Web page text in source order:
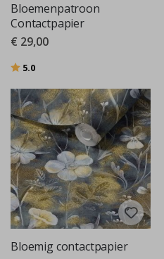
Bloemenpatroon
Contactpapier
€ 29,00
Beoordeling:
5.0
Bloemig contactpapier